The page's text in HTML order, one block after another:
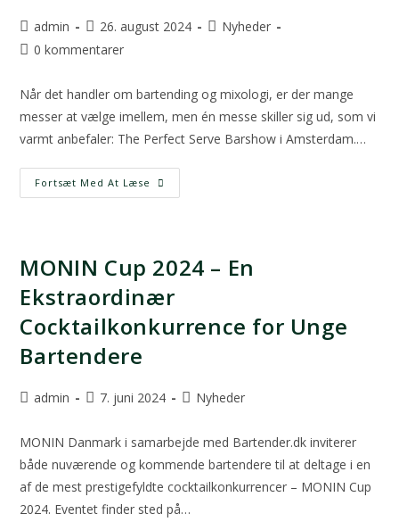
admin 26. august 2024
Nyheder
0 kommentarer
Når det handler om bartending og mixologi, er der mange
messer at vælge imellem, men én messe skiller sig ud, som vi
varmt anbefaler: The Perfect Serve Barshow i Amsterdam.…
Fortsæt Med At Læse
MONIN Cup 2024 – En
Ekstraordinær
Cocktailkonkurrence for Unge
Bartendere
admin 7. juni 2024 Nyheder
MONIN Danmark i samarbejde med Bartender.dk inviterer
både nuværende og kommende bartendere til at deltage i en
af de mest prestigefyldte cocktailkonkurrencer – MONIN Cup
2024. Eventet finder sted på…